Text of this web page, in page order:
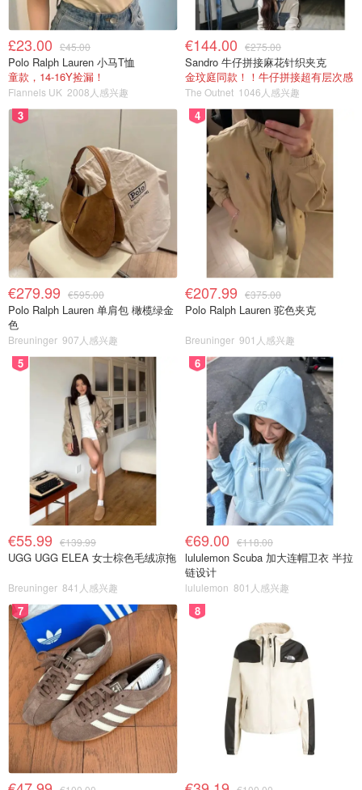
£23.00 £45.00
Polo Ralph Lauren 小马T恤
童款，14-16Y捡漏！
Flannels UK 2008人感兴趣
€144.00 €275.00
Sandro 牛仔拼接麻花针织夹克
金玟庭同款！！牛仔拼接超有层次感
The Outnet 1046人感兴趣
3
€279.99 €595.00
Polo Ralph Lauren 单肩包 橄榄绿金
色
Breuninger 907人感兴趣
4
€207.99 €375.00
Polo Ralph Lauren 驼色夹克
Breuninger 901人感兴趣
5
€55.99 €139.99
UGG UGG ELEA 女士棕色毛绒凉拖
Breuninger 841人感兴趣
6
€69.00 €118.00
lululemon Scuba 加大连帽卫衣 半拉
链设计
lululemon 801人感兴趣
7 8